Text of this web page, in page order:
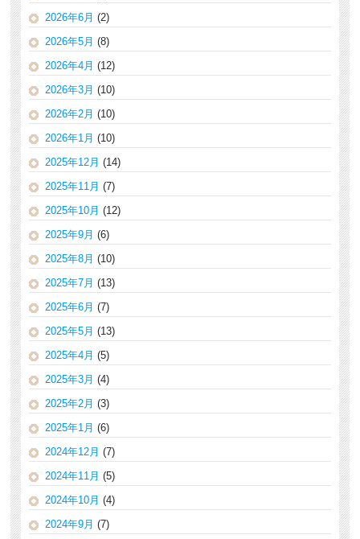
2026年6月 (2)
2026年5月 (8)
2026年4月 (12)
2026年3月 (10)
2026年2月 (10)
2026年1月 (10)
2025年12月 (14)
2025年11月 (7)
2025年10月 (12)
2025年9月 (6)
2025年8月 (10)
2025年7月 (13)
2025年6月 (7)
2025年5月 (13)
2025年4月 (5)
2025年3月 (4)
2025年2月 (3)
2025年1月 (6)
2024年12月 (7)
2024年11月 (5)
2024年10月 (4)
2024年9月 (7)